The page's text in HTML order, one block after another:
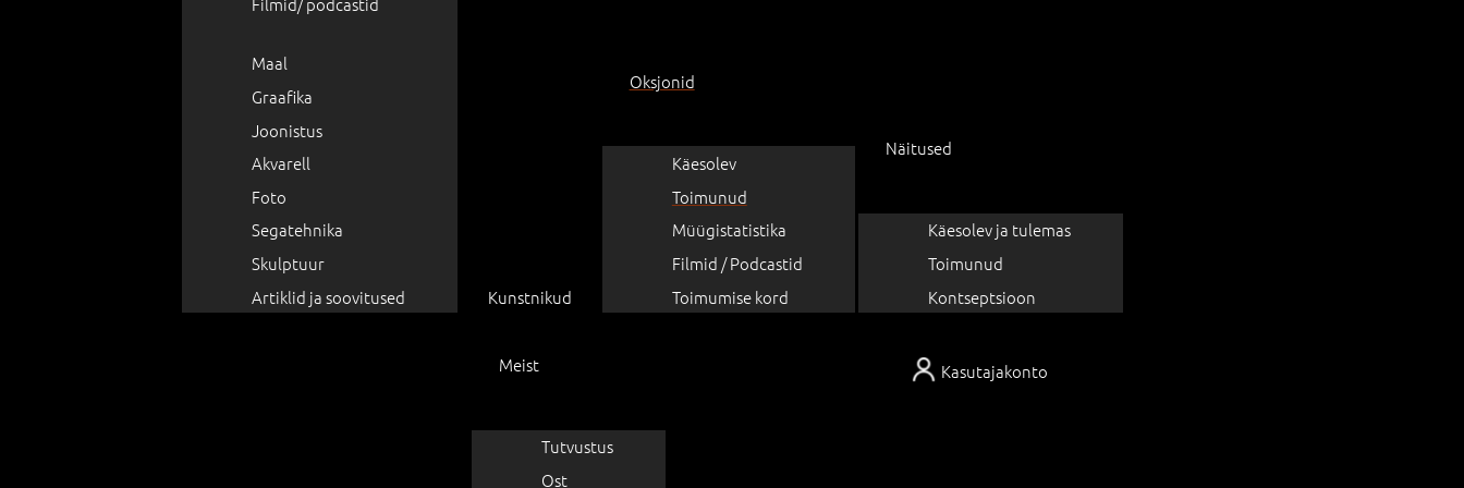
Kasutajakonto
Maal
Graafika
Joonistus
Akvarell
Foto
Segatehnika
Skulptuur
Artiklid ja soovitused
Kunstnikud
Oksjonid
Käesolev
Toimunud
Müügistatistika
Filmid / Podcastid
Toimumise kord
Näitused
Käesolev ja tulemas
Toimunud
Kontseptsioon
Meist
Tutvustus
Ost